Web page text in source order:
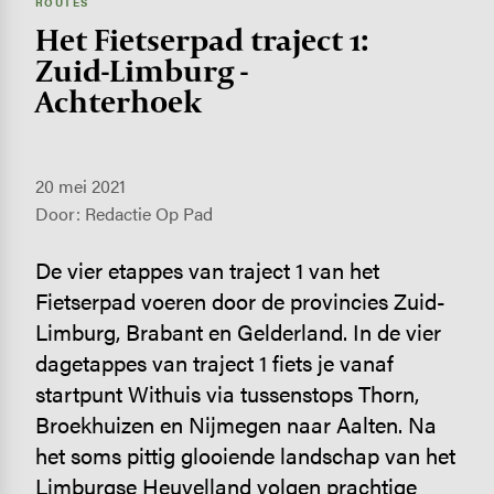
Het Fietserpad traject 1:
Zuid-Limburg -
Achterhoek
20 mei 2021
Door: Redactie Op Pad
De vier etappes van traject 1 van het
Fietserpad voeren door de provincies Zuid-
Limburg, Brabant en Gelderland. In de vier
dagetappes van traject 1 fiets je vanaf
startpunt Withuis via tussenstops Thorn,
Broekhuizen en Nijmegen naar Aalten. Na
het soms pittig glooiende landschap van het
Limburgse Heuvelland volgen prachtige